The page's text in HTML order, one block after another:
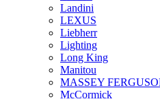
Landini
LEXUS
Liebherr
Lighting
Long King
Manitou
MASSEY
McCormick